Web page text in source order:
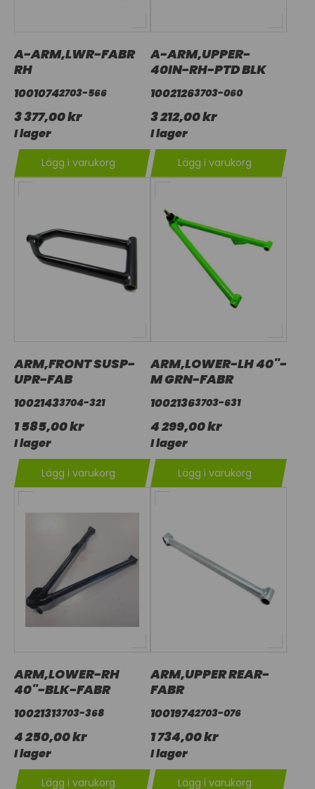
A-ARM,LWR-FABR
RH
10010742703-566
3 377,00 kr
I lager
Lägg i varukorg
A-ARM,UPPER-
40IN-RH-PTD BLK
10021263703-060
3 212,00 kr
I lager
Lägg i varukorg
ARM,FRONT SUSP-
UPR-FAB
10021433704-321
1 585,00 kr
I lager
Lägg i varukorg
ARM,LOWER-LH 40"-
M GRN-FABR
10021363703-631
4 299,00 kr
I lager
Lägg i varukorg
ARM,LOWER-RH
40"-BLK-FABR
10021313703-368
4 250,00 kr
I lager
Lägg i varukorg
ARM,UPPER REAR-
FABR
10019742703-076
1 734,00 kr
I lager
Lägg i varukorg